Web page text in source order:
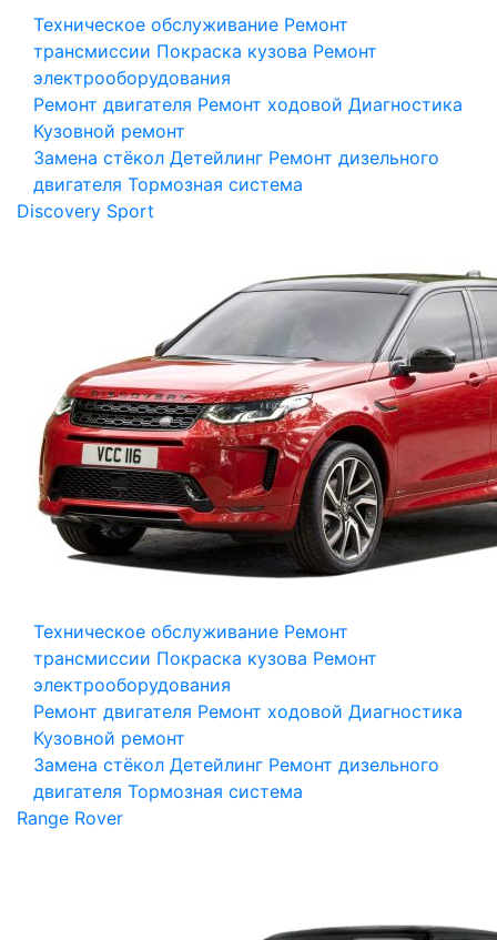
Техническое обслуживание Ремонт
трансмиссии Покраска кузова Ремонт
электрооборудования
Ремонт двигателя Ремонт ходовой Диагностика
Кузовной ремонт
Замена стёкол Детейлинг Ремонт дизельного
двигателя Тормозная система
Discovery Sport
Техническое обслуживание Ремонт
трансмиссии Покраска кузова Ремонт
электрооборудования
Ремонт двигателя Ремонт ходовой Диагностика
Кузовной ремонт
Замена стёкол Детейлинг Ремонт дизельного
двигателя Тормозная система
Range Rover